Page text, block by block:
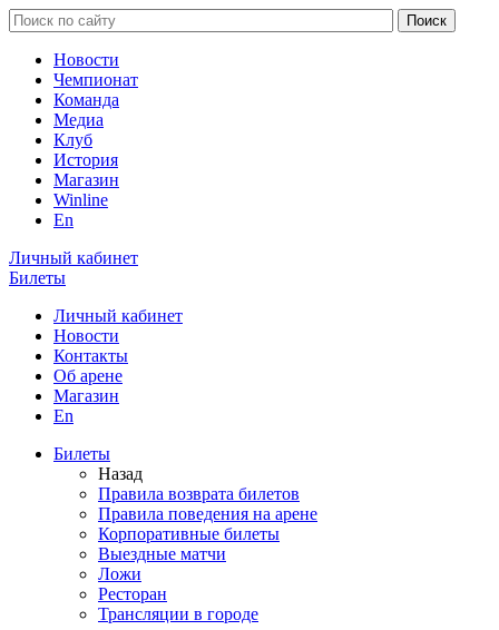
Новости
Чемпионат
Команда
Медиа
Клуб
История
Магазин
Winline
En
Личный кабинет
Билеты
Личный кабинет
Новости
Контакты
Об арене
Магазин
En
Билеты
Назад
Правила возврата билетов
Правила поведения на арене
Корпоративные билеты
Выездные матчи
Ложи
Ресторан
Трансляции в городе